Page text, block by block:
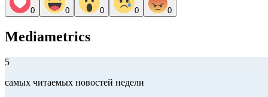
0 0 0 0 0
Mediametrics
5
самых читаемых новостей недели